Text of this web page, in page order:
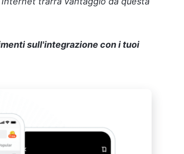
sull'integrazione con i tuoi